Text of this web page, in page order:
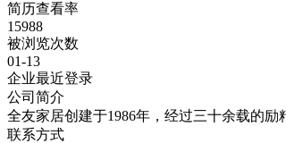
简历查看率
15988
被浏览次数
01-13
企业最近登录
公司简介
全友家居创建于1986年，经过三十余载的
联系方式